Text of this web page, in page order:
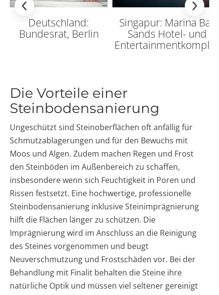
Deutschland:
Bundesrat, Berlin
Singapur: Marina Bay
Sands Hotel- und
Die Vorteile einer
Steinbodensanierung
Ungeschützt sind Steinoberflächen oft anfällig für
Schmutzablagerungen und für den Bewuchs mit
Moos und Algen. Zudem machen Regen und Frost
den Steinböden im Außenbereich zu schaffen,
insbesondere wenn sich Feuchtigkeit in Poren und
Rissen festsetzt. Eine hochwertige, professionelle
Steinbodensanierung inklusive Steinimprägnierung
hilft die Flächen länger zu schützen. Die
Imprägnierung wird im Anschluss an die Reinigung
des Steines vorgenommen und beugt
Neuverschmutzung und Frostschäden vor. Bei der
Behandlung mit Finalit behalten die Steine ihre
natürliche Optik und müssen viel seltener gereinigt